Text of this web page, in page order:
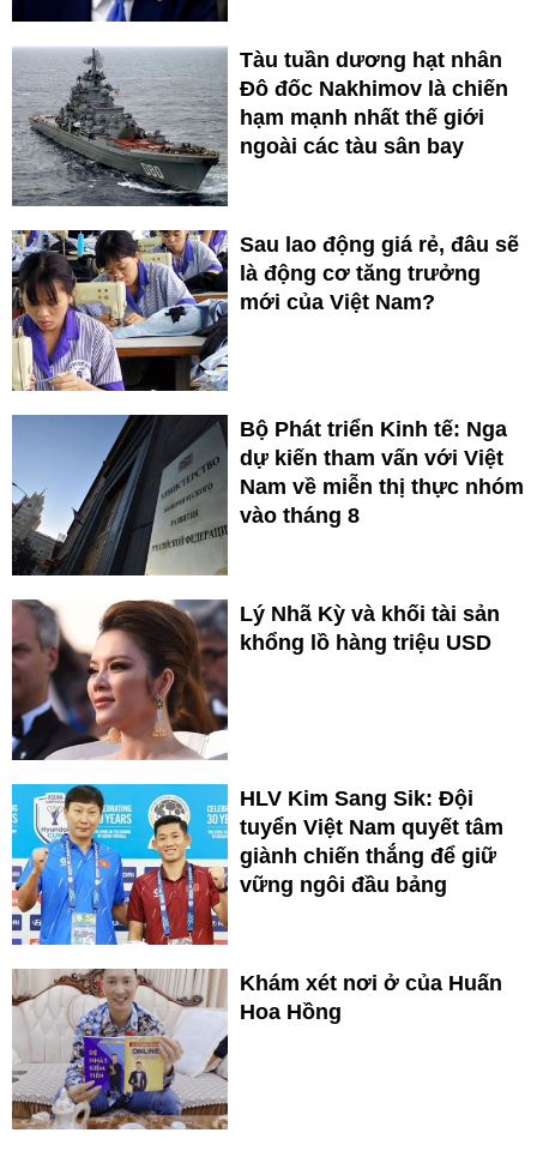
Tàu tuần dương hạt nhân
Đô đốc Nakhimov là chiến
hạm mạnh nhất thế giới
ngoài các tàu sân bay
Sau lao động giá rẻ, đâu sẽ
là động cơ tăng trưởng
mới của Việt Nam?
Bộ Phát triển Kinh tế: Nga
dự kiến tham vấn với Việt
Nam về miễn thị thực nhóm
vào tháng 8
Lý Nhã Kỳ và khối tài sản
khổng lồ hàng triệu USD
HLV Kim Sang Sik: Đội
tuyển Việt Nam quyết tâm
giành chiến thắng để giữ
vững ngôi đầu bảng
Khám xét nơi ở của Huấn
Hoa Hồng